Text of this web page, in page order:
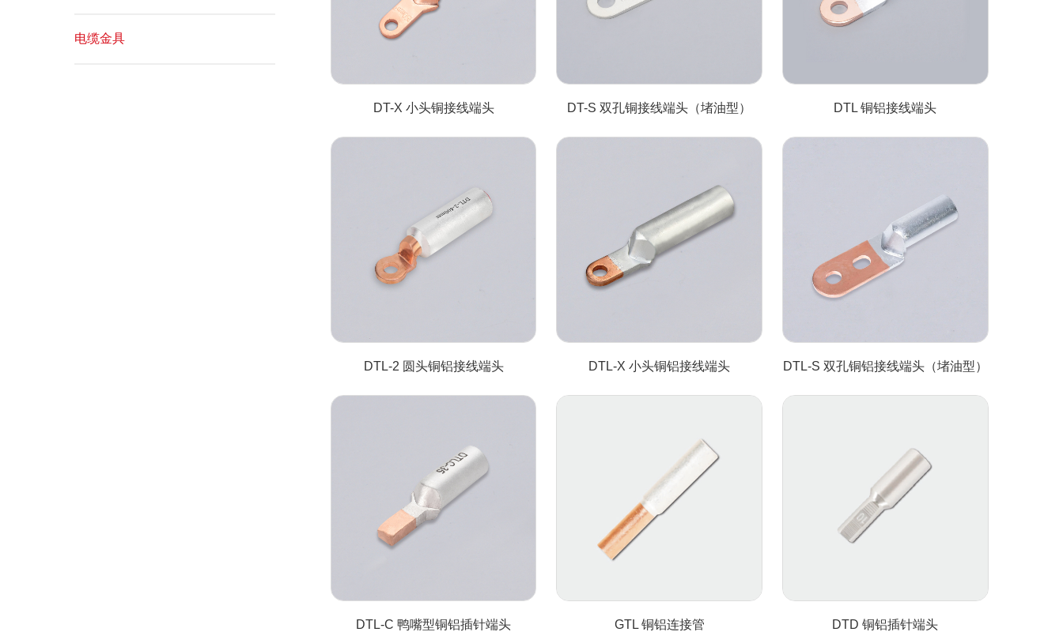
电缆金具
DT-X 小头铜接线端头 DT-S 双孔铜接线端头（堵油型） DTL 铜铝接线端头
DTL-2 圆头铜铝接线端头 DTL-X 小头铜铝接线端头 DTL-S 双孔铜铝接线端头（堵油型）
DTL-C 鸭嘴型铜铝插针端头 GTL 铜铝连接管 DTD 铜铝插针端头